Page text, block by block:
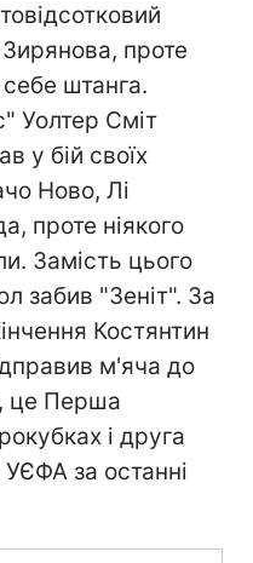
проте
штанга.
Уолтер Сміт
у бій своїх
Ново, Лі
проте ніякого
Замість цього
забив "Зеніт". За
Костянтин
м'яча до
це Перша
і друга
за останні